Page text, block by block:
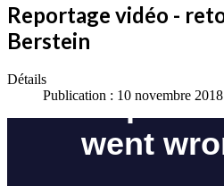
Reportage vidéo -
Berstein
Détails
Publication : 10 novembre 2018